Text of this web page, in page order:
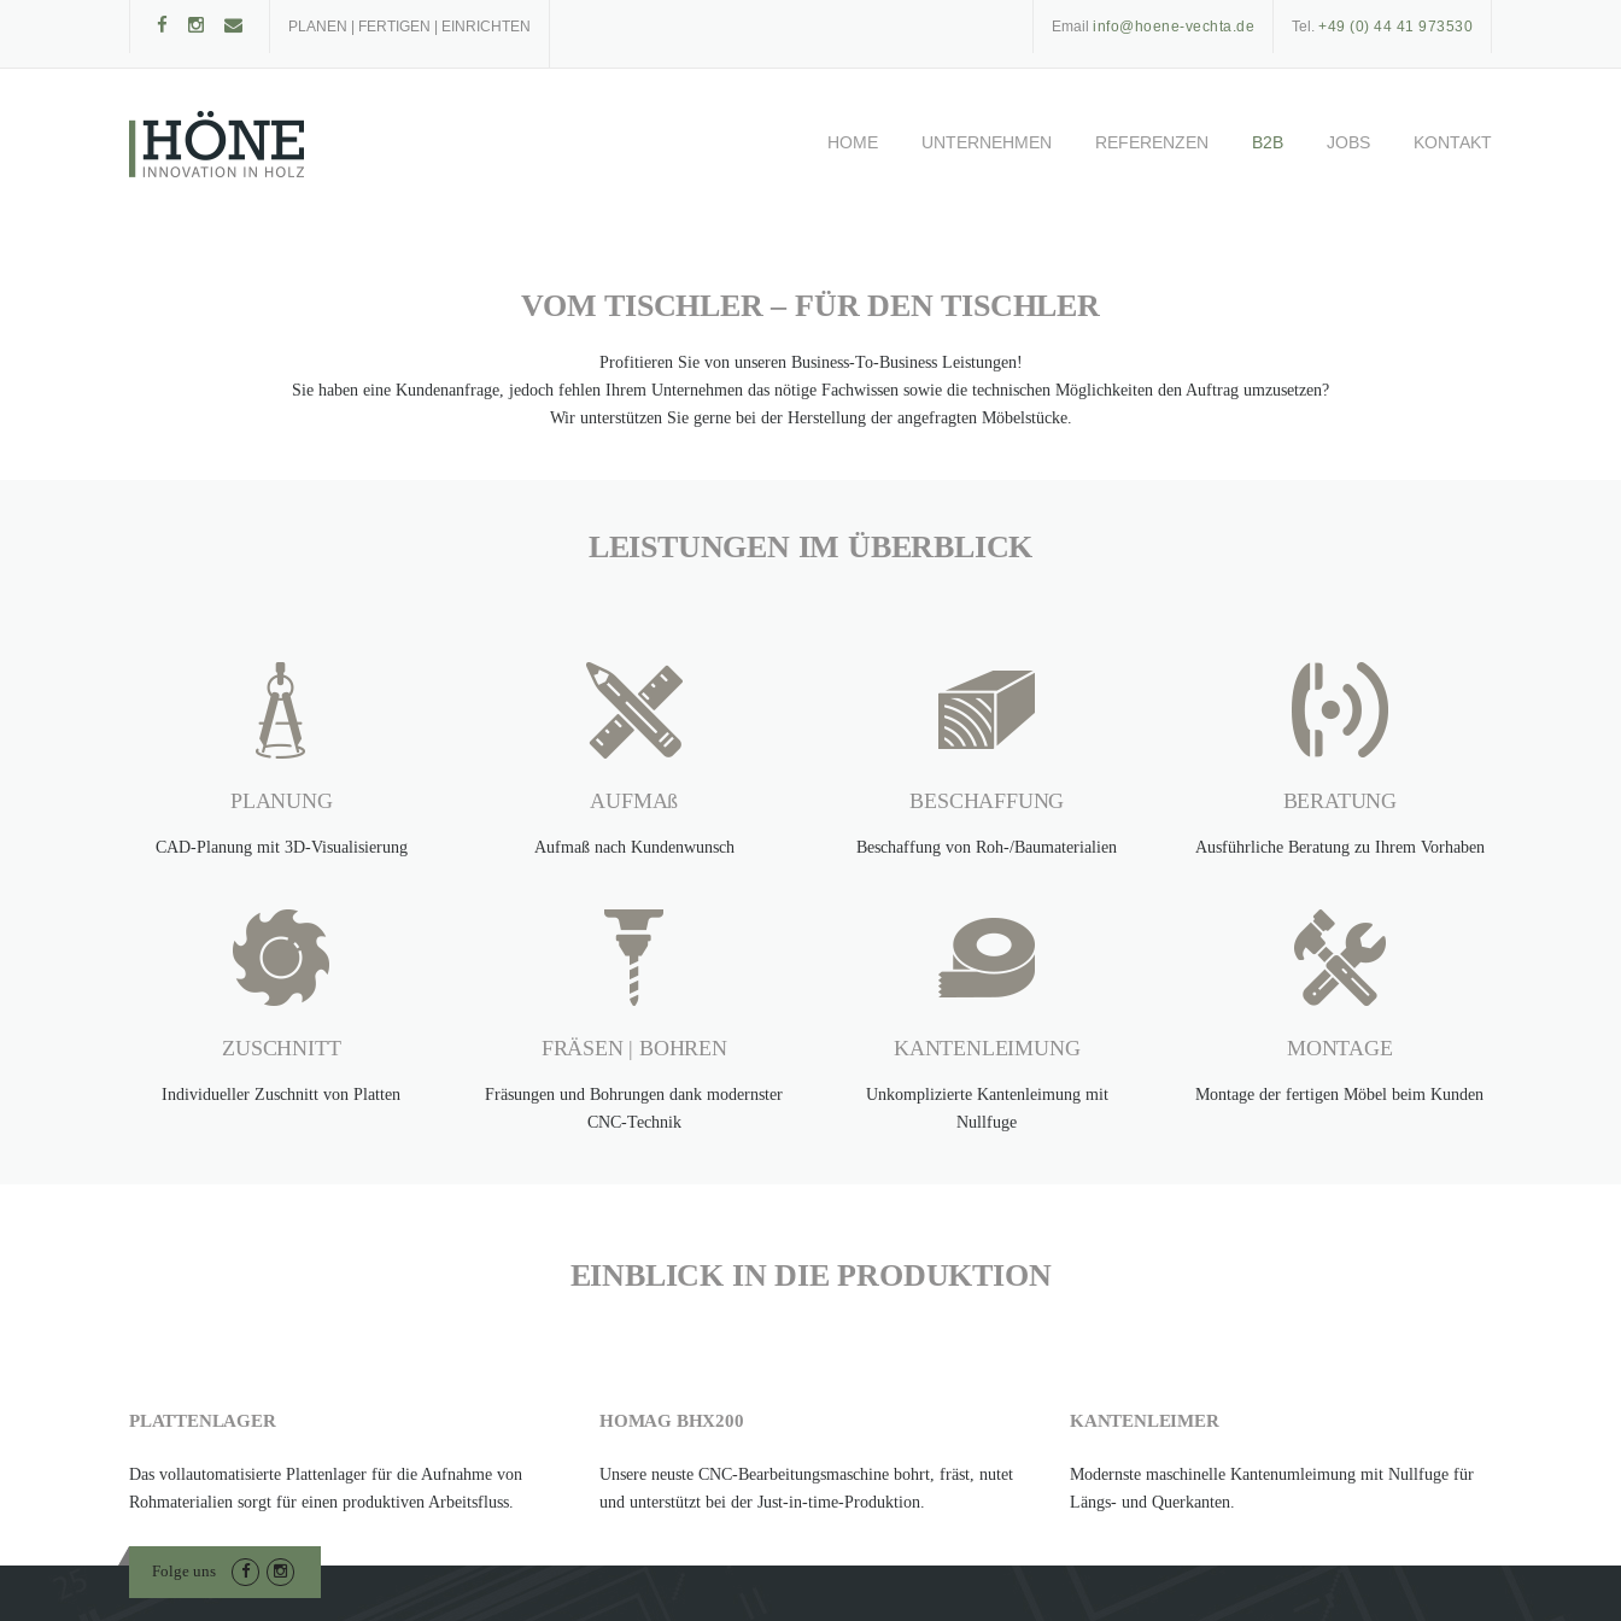
PLANEN | FERTIGEN | EINRICHTEN Tel. +49 (0) 44 41 973530
Email info@hoene-vechta.de
HOME UNTERNEHMEN REFERENZEN B2B JOBS KONTAKT
VOM TISCHLER – FÜR DEN TISCHLER
Profitieren Sie von unseren Business-To-Business Leistungen!
Sie haben eine Kundenanfrage, jedoch fehlen Ihrem Unternehmen das nötige Fachwissen sowie die technischen Möglichkeiten den Auftrag umzusetzen?
Wir unterstützen Sie gerne bei der Herstellung der angefragten Möbelstücke.
LEISTUNGEN IM ÜBERBLICK
PLANUNG
CAD-Planung mit 3D-Visualisierung
AUFMAß
Aufmaß nach Kundenwunsch
BESCHAFFUNG
Beschaffung von Roh-/Baumaterialien
BERATUNG
Ausführliche Beratung zu Ihrem Vorhaben
ZUSCHNITT
Individueller Zuschnitt von Platten
FRÄSEN | BOHREN
Fräsungen und Bohrungen dank modernster
CNC-Technik
KANTENLEIMUNG
Unkomplizierte Kantenleimung mit
Nullfuge
MONTAGE
Montage der fertigen Möbel beim Kunden
EINBLICK IN DIE PRODUKTION
PLATTENLAGER
Das vollautomatisierte Plattenlager für die Aufnahme von
Rohmaterialien sorgt für einen produktiven Arbeitsfluss.
HOMAG BHX200
Unsere neuste CNC-Bearbeitungsmaschine bohrt, fräst, nutet
und unterstützt bei der Just-in-time-Produktion.
KANTENLEIMER
Modernste maschinelle Kantenumleimung mit Nullfuge für
Längs- und Querkanten.
Folge uns